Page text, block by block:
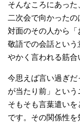
そんなころにあった
二次会で向かった
対面のその人から
敬語での会話とい
やかく言われる筋合
今思えば言い過ぎ
が当たり前」という
そもそも言葉遣い
です。その関係性